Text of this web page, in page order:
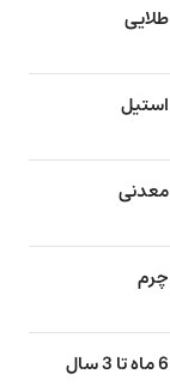
طلایی
استیل
معدنی
چرم
6 ماه تا 3 سال